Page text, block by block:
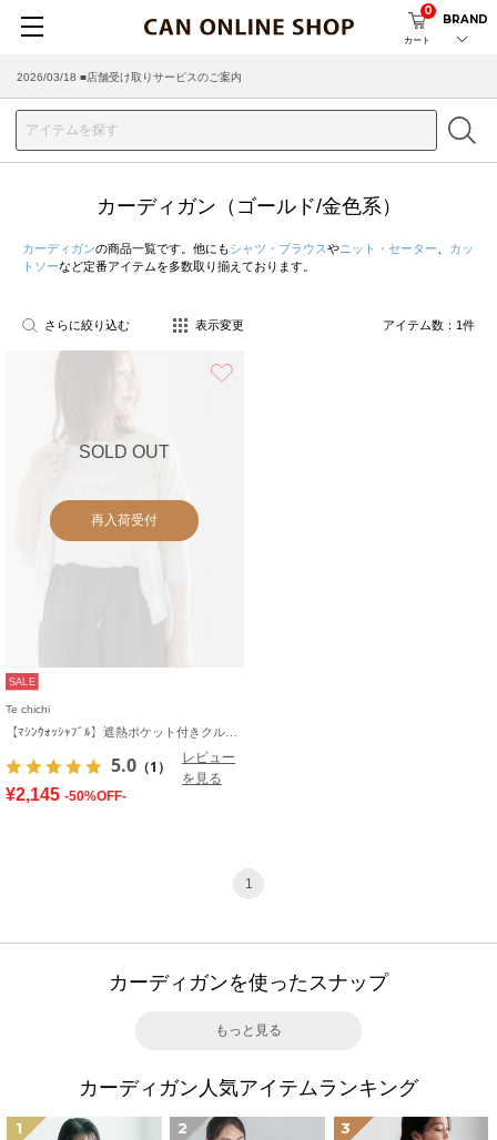
カート
0
BRAND
2026/03/18 ■店舗受け取りサービスのご案内
カーディガン（ゴールド/金色系）
カーディガンの商品一覧です。他にもシャツ・ブラウスやニット・セーター
カッ
トソーなど定番アイテムを多数取り揃えております。
さらに絞り込む 表示変更 アイテム数： 1件
SOLD OUT
再入荷受付
SALE
Te chichi
5.0 （1）
レビュー
を見る
¥2,145 -50%OFF-
1
カーディガンを使ったスナップ
もっと見る
カーディガン人気アイテムランキング
1 2 3